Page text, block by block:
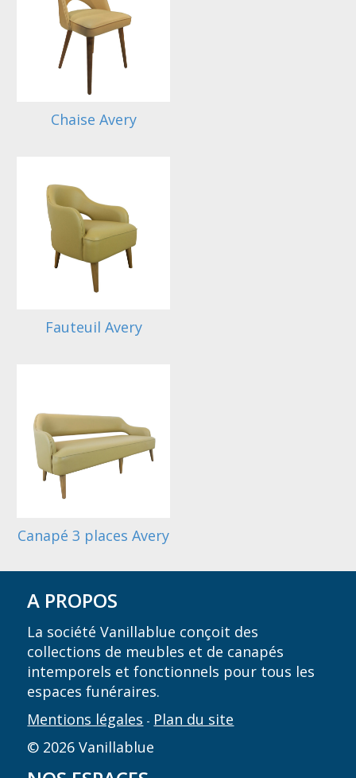
Chaise Avery
Fauteuil Avery
Canapé 3 places Avery
A PROPOS
La société Vanillablue conçoit des
collections de meubles et de canapés
intemporels et fonctionnels pour tous les
espaces funéraires.
Mentions légales - Plan du site
© 2026 Vanillablue